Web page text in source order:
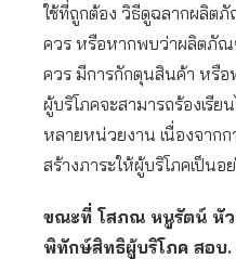
ใช้ที่ถูกต้อง วิธีดูฉลากผลิตภั
ควร หรือหากพบว่าผลิตภัณ
ควร มีการกักตุนสินค้า หรื
ผู้บริโภคจะสามารถร้องเรีย
หลายหน่วยงาน เนื่องจาก
สร้างภาระให้ผู้บริโภคเป็นอ
ขณะที่ โสภณ หนูรัตน์ หัว
พิทักษ์สิทธิผู้บริโภค สอบ.